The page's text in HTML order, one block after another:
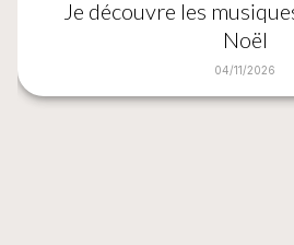
Je découvre les
Noël
04/11/2026